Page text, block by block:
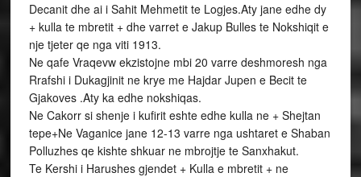
Decanit dhe ai i Sahit Mehmetit te Logjes.Aty jane edhe dy
+ kulla te mbretit + dhe varret e Jakup Bulles te Nokshiqit e
nje tjeter qe nga viti 1913.
Ne qafe Vraqevw ekzistojne mbi 20 varre deshmoresh nga
Rrafshi i Dukagjinit ne krye me Hajdar Jupen e Becit te
Gjakoves .Aty ka edhe nokshiqas.
Ne Cakorr si shenje i kufirit eshte edhe kulla ne + Shejtan
tepe+Ne Vaganice jane 12-13 varre nga ushtaret e Shaban
Polluzhes qe kishte shkuar ne mbrojtje te Sanxhakut.
Te Kershi i Harushes gjendet + Kulla e mbretit + ne